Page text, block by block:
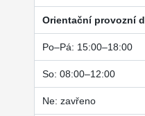
Orientační provozní
Po–Pá: 15:00–18:00
So: 08:00–12:00
Ne: zavřeno